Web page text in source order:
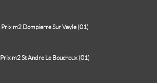
Prix m2 Dompierre Sur Veyle (01)
Prix m2 St Andre Le Bouchoux (01)